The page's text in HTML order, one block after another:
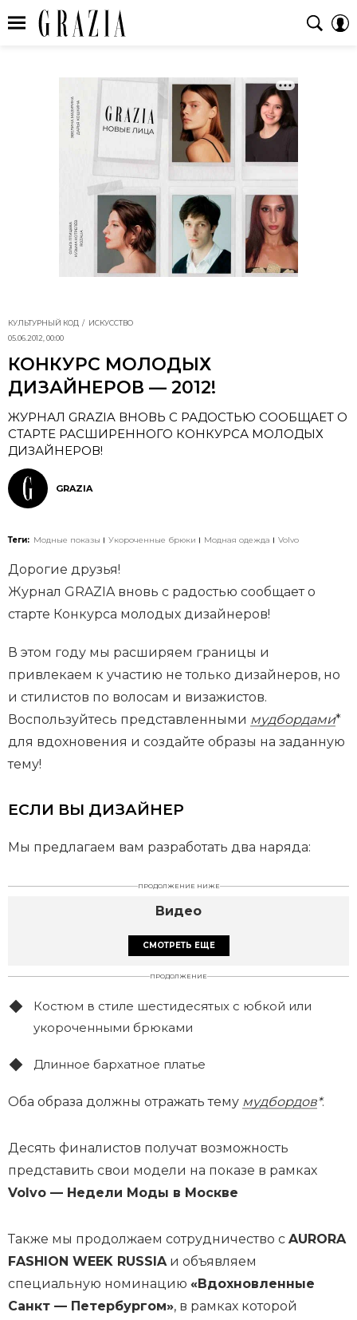
КУЛЬТУРНЫЙ КОД
ИСКУССТВО
05.06.2012, 00:00
КОНКУРС МОЛОДЫХ
ДИЗАЙНЕРОВ — 2012!
ЖУРНАЛ GRAZIA ВНОВЬ С РАДОСТЬЮ СООБЩАЕТ О
СТАРТЕ РАСШИРЕННОГО КОНКУРСА МОЛОДЫХ
ДИЗАЙНЕРОВ!
GRAZIA
Теги: Модные показы Укороченные брюки Модная одежда Volvo
Дорогие друзья!
Журнал GRAZIAвновь с радостью сообщает о
старте Конкурса молодых дизайнеров!
В этом году мы расширяем границы и
привлекаем к участию не только дизайнеров, но
и стилистов по волосам и визажистов.
Воспользуйтесь представленными мудбордами*
для вдохновения и создайте образы на заданную
тему!
ЕСЛИ ВЫ ДИЗАЙНЕР
Мы предлагаем вам разработать два наряда:
ПРОДОЛЖЕНИЕ НИЖЕ
Видео
СМОТРЕТЬ ЕЩЕ
ПРОДОЛЖЕНИЕ
Костюм в стиле шестидесятых с юбкой или
укороченными брюками
Длинное бархатное платье
Оба образа должны отражать тему мудбордов*.
Десять финалистов получат возможность
представить свои модели на показе в рамках
Volvo — Недели Моды в Москве
Также мы продолжаем сотрудничество с AURORA
FASHION WEEK RUSSIAи объявляем
специальную номинацию «Вдохновленные
Санкт — Петербургом», в рамках которой